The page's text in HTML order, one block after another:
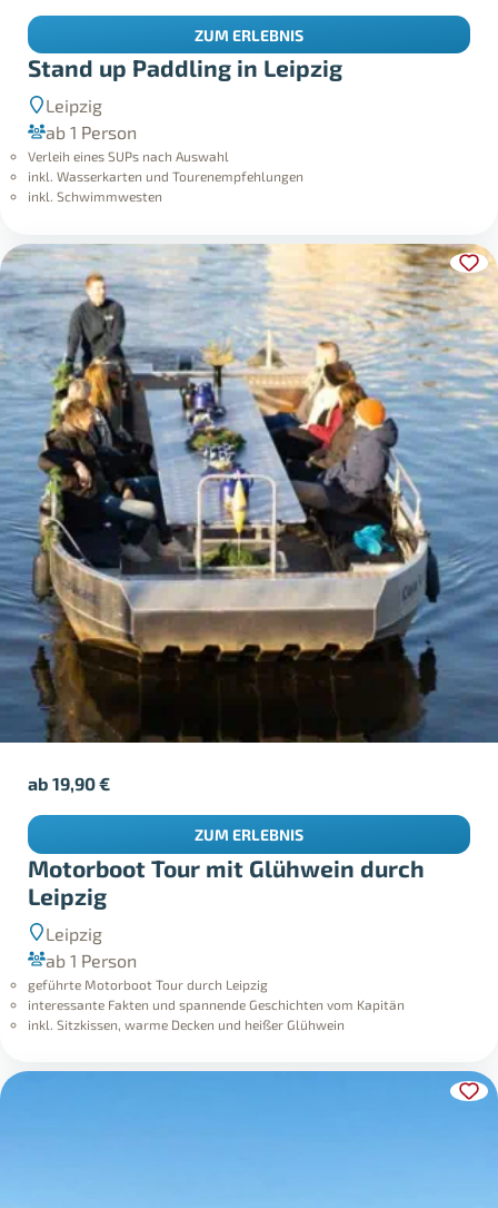
Stand up Paddling in Leipzig
Leipzig
ab 1 Person
Verleih eines SUPs nach Auswahl
inkl. Wasserkarten und Tourenempfehlungen
inkl. Schwimmwesten
ZUM ERLEBNIS
Motorboot Tour mit Glühwein durch
Leipzig
Leipzig
ab 1 Person
geführte Motorboot Tour durch Leipzig
interessante Fakten und spannende Geschichten vom Kapitän
inkl. Sitzkissen, warme Decken und heißer Glühwein
ab19,90€
ZUM ERLEBNIS